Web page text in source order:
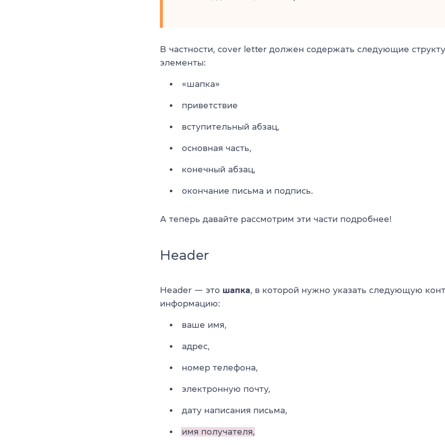
В частности, cover letter должен содержать следующие
элементы:
«шапка»
приветствие
вступительный абзац,
основная часть,
конечный абзац,
окончание письма и подпись.
А теперь давайте рассмотрим эти части подробнее!
Header
Header — это шапка, в которой нужно указать следующую
информацию:
ваше имя,
адрес,
номер телефона,
электронную почту,
дату написания письма,
имя получателя,